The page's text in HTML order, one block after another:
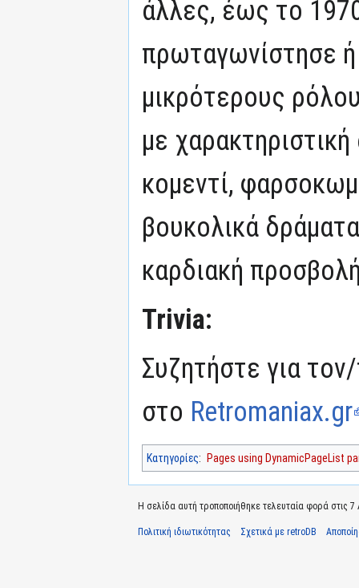
άλλες, έως το
πρωταγωνίστησε
μικρότερους
με
κομεντί,
βουκολικά
καρδιακή
Trivia:
Συζητήστε για
στο Retromaniax.gr
Κατηγορίες: Pages using DynamicPageList
Η σελίδα αυτή τροποποιήθηκε τελευταία φορά στις 7
Πολιτική ιδιωτικότητας Σχετικά με retroDB